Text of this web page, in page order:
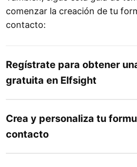
comenzar la creación de tu
contacto:
Regístrate para obtener
gratuita en Elfsight
Crea y personaliza tu
contacto